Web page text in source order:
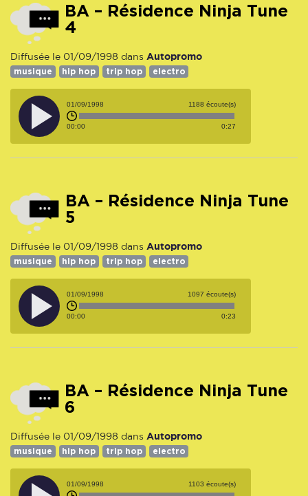
BA – Résidence Ninja Tune
4
Diffusée le 01/09/1998 dans Autopromo
musique hip hop trip hop electro
01/09/1998 1188 écoute(s)
00:00 0:27
BA – Résidence Ninja Tune
5
Diffusée le 01/09/1998 dans Autopromo
musique hip hop trip hop electro
01/09/1998 1097 écoute(s)
00:00 0:23
BA – Résidence Ninja Tune
6
Diffusée le 01/09/1998 dans Autopromo
musique hip hop trip hop electro
01/09/1998 1103 écoute(s)